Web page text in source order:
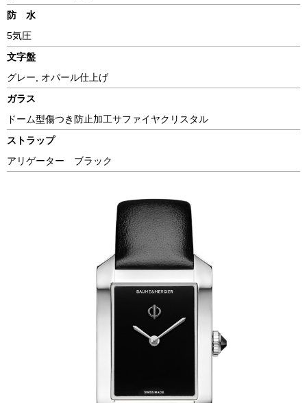
防 水
5気圧
文字盤
グレー, オパール仕上げ
ガラス
ドーム型傷つき防止加工サファイヤクリスタル
ストラップ
アリゲーター ブラック